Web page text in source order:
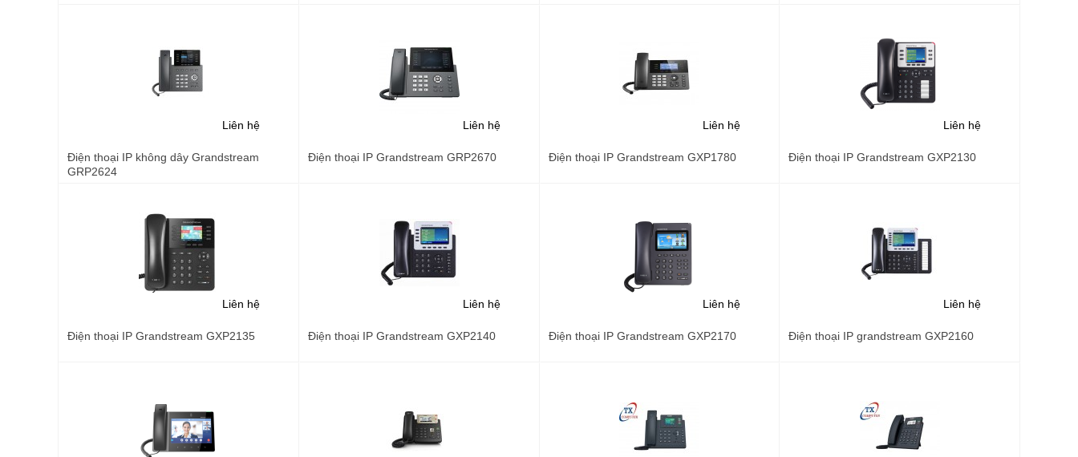
Liên hệ
Điện thoại IP không dây Grandstream
GRP2624
Liên hệ
Điện thoại IP Grandstream GRP2670
Liên hệ
Điện thoại IP Grandstream GXP1780
Liên hệ
Điện thoại IP Grandstream GXP2130
Liên hệ
Điện thoại IP Grandstream GXP2135
Liên hệ
Điện thoại IP Grandstream GXP2140
Liên hệ
Điện thoại IP Grandstream GXP2170
Liên hệ
Điện thoại IP grandstream GXP2160